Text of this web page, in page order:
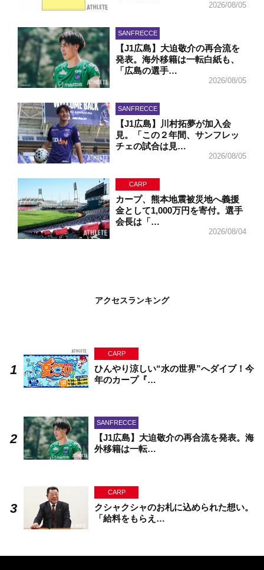
2026/08/05
SANFRECCE
【J1広島】大迫敬介の再合流を
発表。海外移籍は一転白紙も、
「広島の選手…
2026/08/05
SANFRECCE
【J1広島】川村拓夢が加入会
見。「この２年間、サンフレッ
チェの試合は見…
2026/08/05
CARP
カープ、熊本地震被災地へ義援
金として1,000万円を寄付。選手
会長は「…
2026/08/04
アクセスランキング
CARP
ひんやり涼しい“水の世界”へダイブ！今
年のカープ『…
SANFRECCE
【J1広島】大迫敬介の再合流を発表。海
外移籍は一転…
CARP
クシャクシャのお札に込められた想い。
「給料をもらえ…